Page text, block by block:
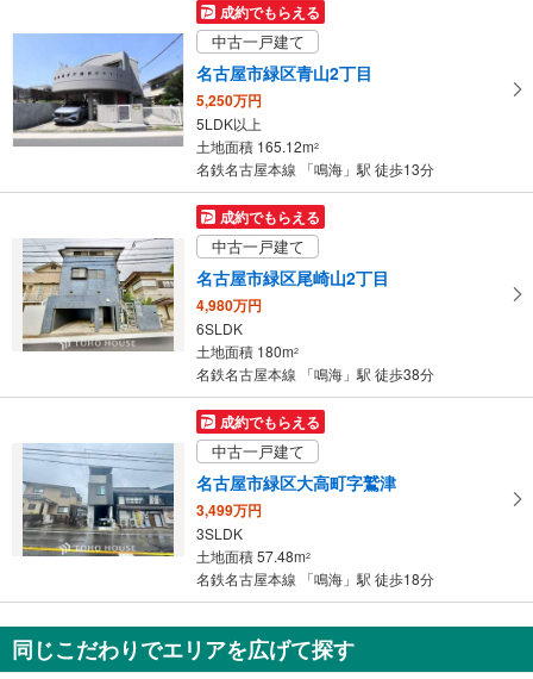
成約でもらえる
中古一戸建て
名古屋市緑区青山2丁目
5,250万円
5LDK以上
土地面積 165.12m2
名鉄名古屋本線 「鳴海」駅 徒歩13分
成約でもらえる
中古一戸建て
名古屋市緑区尾崎山2丁目
4,980万円
6SLDK
土地面積 180m2
名鉄名古屋本線 「鳴海」駅 徒歩38分
成約でもらえる
中古一戸建て
名古屋市緑区大高町字鷲津
3,499万円
3SLDK
土地面積 57.48m2
名鉄名古屋本線 「鳴海」駅 徒歩18分
同じこだわりでエリアを広げて探す